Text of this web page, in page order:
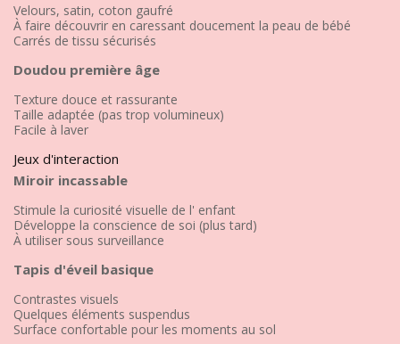
Velours, satin, coton gaufré
À faire découvrir en caressant doucement la peau de bébé
Carrés de tissu sécurisés
Doudou première âge
Texture douce et rassurante
Taille adaptée (pas trop volumineux)
Facile à laver
Jeux d'interaction
Miroir incassable
Stimule la curiosité visuelle de l' enfant
Développe la conscience de soi (plus tard)
À utiliser sous surveillance
Tapis d'éveil basique
Contrastes visuels
Quelques éléments suspendus
Surface confortable pour les moments au sol